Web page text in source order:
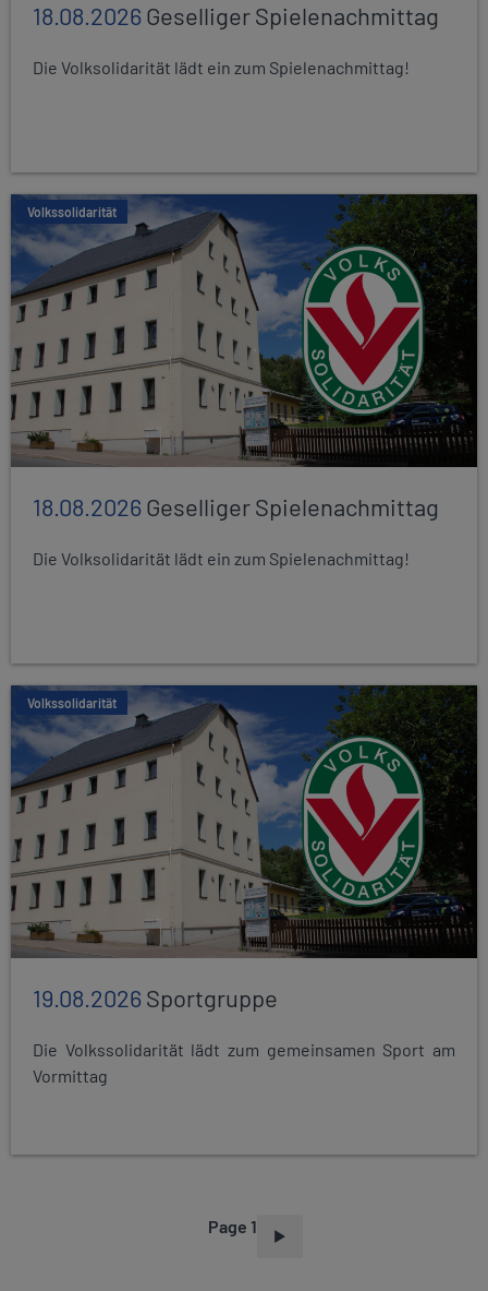
18.08.2026Geselliger Spielenachmittag
Die Volksolidarität lädt ein zum Spielenachmittag!
Volkssolidarität
18.08.2026Geselliger Spielenachmittag
Die Volksolidarität lädt ein zum Spielenachmittag!
Volkssolidarität
19.08.2026Sportgruppe
Die Volkssolidarität lädt zum gemeinsamen Sport am
Vormittag
Page 1